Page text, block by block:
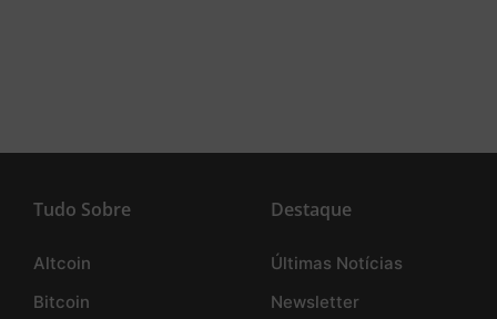
Tudo Sobre
Altcoin
Bitcoin
Destaque
Últimas Notícias
Newsletter